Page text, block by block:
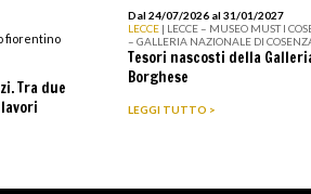
fiorentino
Tra due
Dal 24/07/2026 al 31/01/2027
LECCE | LECCE – MUSEO MUST I
– GALLERIA NAZIONALE DI
Tesori nascosti della
Borghese
LEGGI TUTTO >